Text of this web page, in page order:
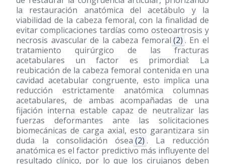
la restauración anatómica del acetábulo y la
viabilidad de la cabeza femoral, con la finalidad de
evitar complicaciones tardías como osteoartrosis y
necrosis avascular de la cabeza femoral (2) . En el
tratamiento quirúrgico de las fracturas
acetabulares un factor es primordial: La
reubicación de la cabeza femoral contenida en una
cavidad acetabular congruente, esto implica una
reducción estrictamente anatómica columnas
acetabulares, de ambas acompañadas de una
fijación interna estable capaz de neutralizar las
fuerzas deformantes ante las solicitaciones
biomecánicas de carga axial, esto garantizara sin
duda la consolidación ósea (2) . La reducción
anatómica es el factor predictivo más influyente del
resultado clínico, por lo que los cirujanos deben